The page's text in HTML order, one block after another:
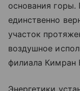
основания
единственно
участок
воздушное
филиала Кимран